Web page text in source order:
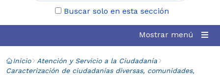
Buscar solo en esta sección
Mostrar menú
Inicio
Atención y Servicio a la Ciudadanía
Caracterización de ciudadanías diversas, comunidades,